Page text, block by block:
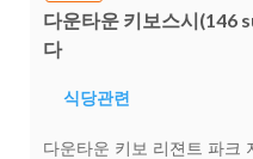
다운타운 키보스시(146
다
식당관련
다운타운 키보 리젼트 파크